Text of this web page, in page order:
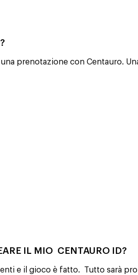
prenotazione con Centauro.
IL MIO CENTAURO ID?
e il gioco è fatto. Tutto sarà